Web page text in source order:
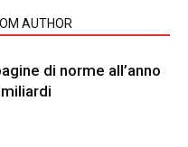
AUTHOR
di norme all’anno
miliardi